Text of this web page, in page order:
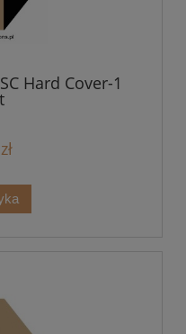
Hard Cover-1